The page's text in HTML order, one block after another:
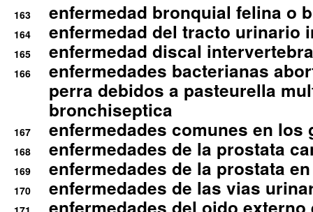
163 enfermedad bronquial felina o
164 enfermedad del tracto urinario
165 enfermedad discal
166
enfermedades bacterianas
perra debidos a pasteurella
bronchiseptica
167 enfermedades comunes en los
168 enfermedades de la prostata
169 enfermedades de la prostata
170 enfermedades de las vias
enfermedades del oido